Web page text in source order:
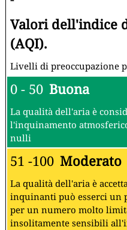
Valori dell'indice
(AQI).
Livelli di preoccupazione
0 - 50 Buona
La qualità dell'aria è
l'inquinamento
nulli
51 -100 Moderato
La qualità dell'aria è
inquinanti può esserci un
per un numero molto
insolitamente sensibili